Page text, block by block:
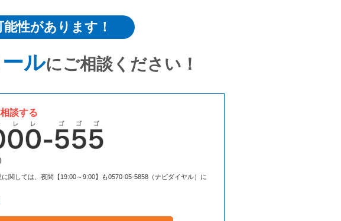
性があります！
ルにご相談ください！
談する
関しては、夜間【19:00～9:00】も0570-05-5858（ナビダイヤル）に